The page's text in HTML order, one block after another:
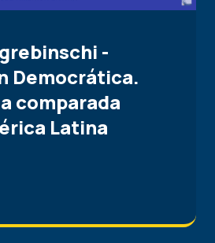
-
Democrática.
comparada
Latina